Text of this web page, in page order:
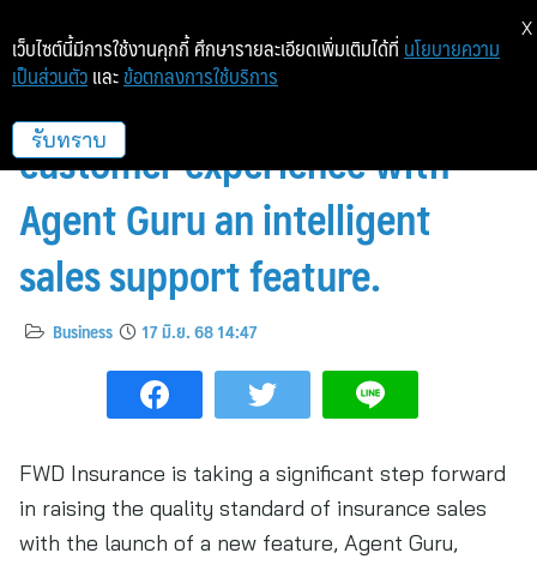
FWD Insurance elevates
customer experience with
Agent Guru an intelligent
sales support feature.
Business 17 มิ.ย. 68 14:47
FWD Insurance is taking a significant step forward
in raising the quality standard of insurance sales
with the launch of a new feature, Agent Guru,
เว็บไซต์นี้มีการใช้งานคุกกี้ ศึกษารายละเอียดเพิ่มเติมได้ที่ นโยบายความ
เป็นส่วนตัว และ ข้อตกลงการใช้บริการ
รับทราบ
X